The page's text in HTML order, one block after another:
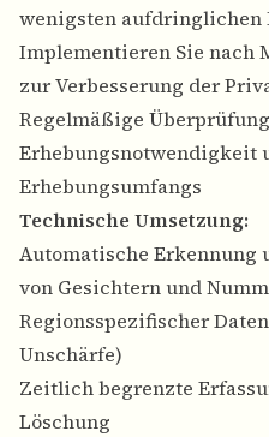
wenigsten aufdringlichen
Implementieren Sie nach
zur Verbesserung der
Regelmäßige
Erhebungsnotwendigkeit
Erhebungsumfangs
Technische Umsetzung:
Automatische Erkennung
von Gesichtern und
Regionsspezifischer
Unschärfe)
Zeitlich begrenzte
Löschung